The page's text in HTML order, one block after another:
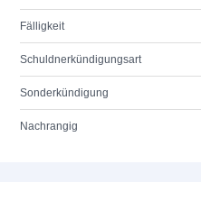
Fälligkeit
Schuldnerkündigungsart
Sonderkündigung
Nachrangig